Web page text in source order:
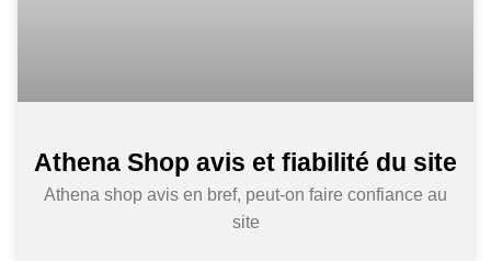
Athena Shop avis et fiabilité du site
Athena shop avis en bref, peut-on faire confiance au
site